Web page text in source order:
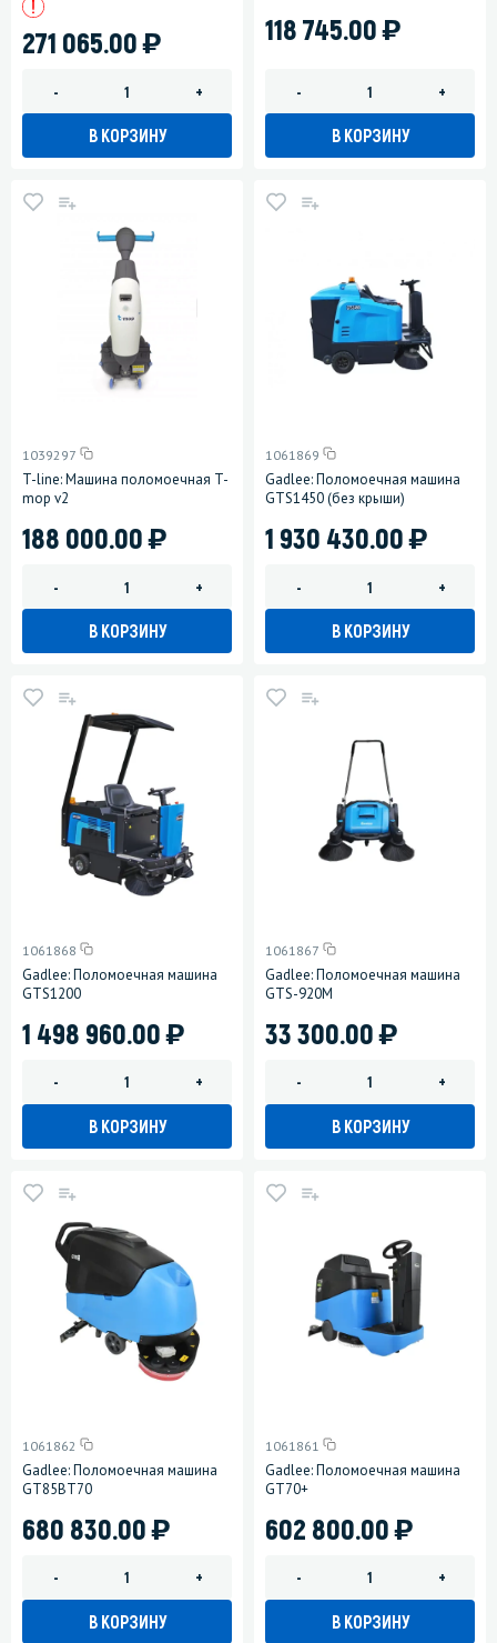
271 065.00)
- +
В КОРЗИНУ
118 745.00)
- +
В КОРЗИНУ
1039297
T-line: Машина поломоечная T-
mop v2
188 000.00)
- +
В КОРЗИНУ
1061869
Gadlee: Поломоечная машина
GTS1450 (без крыши)
1 930 430.00)
- +
В КОРЗИНУ
1061868
Gadlee: Поломоечная машина
GTS1200
1 498 960.00)
- +
В КОРЗИНУ
1061867
Gadlee: Поломоечная машина
GTS-920M
33 300.00)
- +
В КОРЗИНУ
1061862
Gadlee: Поломоечная машина
GT85BT70
680 830.00)
- +
В КОРЗИНУ
1061861
Gadlee: Поломоечная машина
GT70+
602 800.00)
- +
В КОРЗИНУ